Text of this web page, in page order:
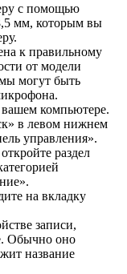
с помощью
мм, которым вы
к правильному
от модели
могут быть
компьютере.
в левом нижнем
управления».
раздел
на вкладку
записи,
Обычно оно
название